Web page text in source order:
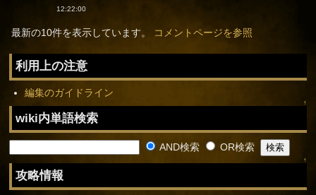
12:22:00
最新の10件を表示しています。 コメントページを参照
利用上の注意
編集のガイドライン
↑
wiki内単語検索
AND検索 OR検索
↑
攻略情報